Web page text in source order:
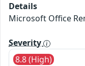
Details
Microsoft Office
Severity
8.8 (High)